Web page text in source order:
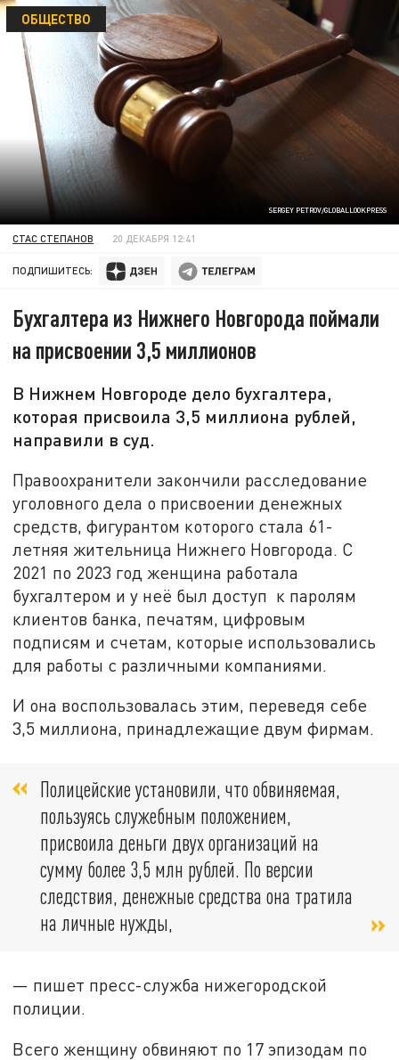
SERGEY PETROV/GLOBALLOOKPRESS
ОБЩЕСТВО
СТАС СТЕПАНОВ 20 ДЕКАБРЯ 12:41
ПОДПИШИТЕСЬ:
Бухгалтера из Нижнего Новгорода поймали
на присвоении 3,5 миллионов
В Нижнем Новгороде дело бухгалтера,
которая присвоила 3,5 миллиона рублей,
направили в суд.
Правоохранители закончили расследование
уголовного дела о присвоении денежных
средств, фигурантом которого стала 61-
летняя жительница Нижнего Новгорода. С
2021 по 2023 год женщина работала
бухгалтером и у неё был доступ к паролям
клиентов банка, печатям, цифровым
подписям и счетам, которые использовались
для работы с различными компаниями.
И она воспользовалась этим, переведя себе
3,5 миллиона, принадлежащие двум фирмам.
Полицейские установили, что обвиняемая,
пользуясь служебным положением,
присвоила деньги двух организаций на
сумму более 3,5 млн рублей. По версии
следствия, денежные средства она тратила
на личные нужды,
— пишет пресс-служба нижегородской
полиции.
Всего женщину обвиняют по 17 эпизодам по